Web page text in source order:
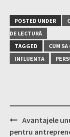
POSTED UNDER
DE LECTURĂ
TAGGED
CUM
INFLUENTA
Post
navigation
Avantajele
pentru